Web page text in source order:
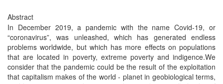
Abstract
In December 2019, a pandemic with the name Covid-19, or
“coronavirus”, was unleashed, which has generated endless
problems worldwide, but which has more effects on populations
that are located in poverty, extreme poverty and indigence.We
consider that the pandemic could be the result of the exploitation
that capitalism makes of the world - planet in geobiological terms,